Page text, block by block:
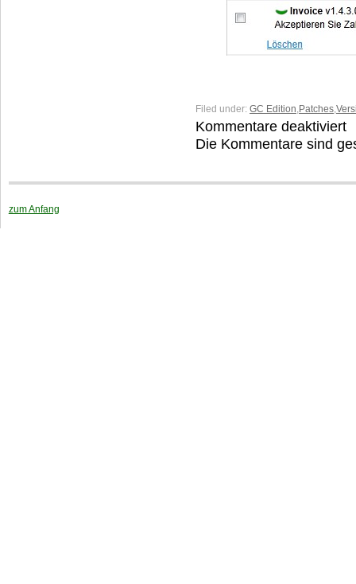
Filed under: GC Edition,Patches,
Kommentare deaktiviert
Die Kommentare sind
zum Anfang